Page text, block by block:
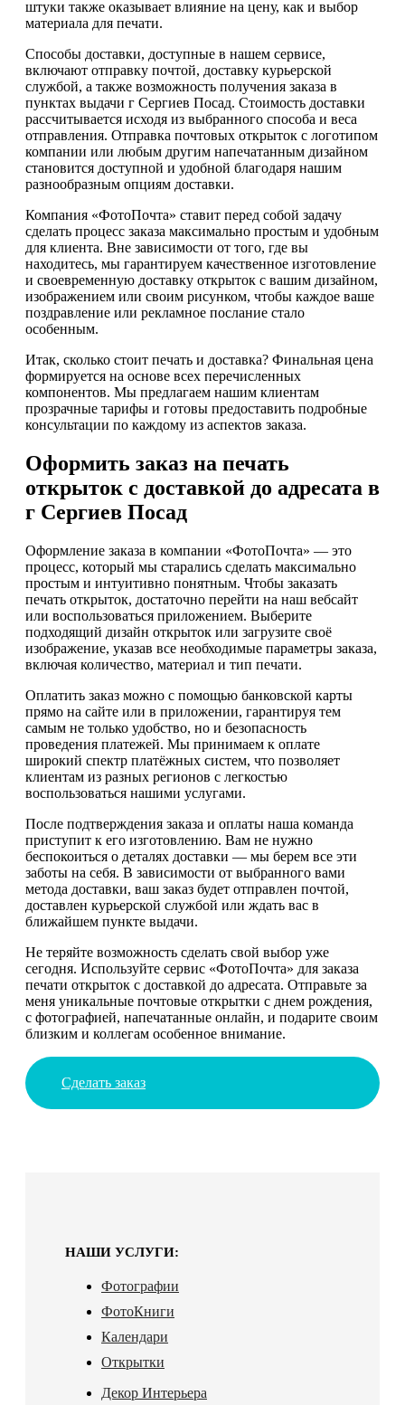
штуки также оказывает влияние на цену, как и выбор
материала для печати.
Способы доставки, доступные в нашем сервисе,
включают отправку почтой, доставку курьерской
службой, а также возможность получения заказа в
пунктах выдачи г Сергиев Посад. Стоимость доставки
рассчитывается исходя из выбранного способа и веса
отправления. Отправка почтовых открыток с логотипом
компании или любым другим напечатанным дизайном
становится доступной и удобной благодаря нашим
разнообразным опциям доставки.
Компания «ФотоПочта» ставит перед собой задачу
сделать процесс заказа максимально простым и удобным
для клиента. Вне зависимости от того, где вы
находитесь, мы гарантируем качественное изготовление
и своевременную доставку открыток с вашим дизайном,
изображением или своим рисунком, чтобы каждое ваше
поздравление или рекламное послание стало
особенным.
Итак, сколько стоит печать и доставка? Финальная цена
формируется на основе всех перечисленных
компонентов. Мы предлагаем нашим клиентам
прозрачные тарифы и готовы предоставить подробные
консультации по каждому из аспектов заказа.
Оформить заказ на печать
открыток с доставкой до адресата в
г Сергиев Посад
Оформление заказа в компании «ФотоПочта» — это
процесс, который мы старались сделать максимально
простым и интуитивно понятным. Чтобы заказать
печать открыток, достаточно перейти на наш вебсайт
или воспользоваться приложением. Выберите
подходящий дизайн открыток или загрузите своё
изображение, указав все необходимые параметры заказа,
включая количество, материал и тип печати.
Оплатить заказ можно с помощью банковской карты
прямо на сайте или в приложении, гарантируя тем
самым не только удобство, но и безопасность
проведения платежей. Мы принимаем к оплате
широкий спектр платёжных систем, что позволяет
клиентам из разных регионов с легкостью
воспользоваться нашими услугами.
После подтверждения заказа и оплаты наша команда
приступит к его изготовлению. Вам не нужно
беспокоиться о деталях доставки — мы берем все эти
заботы на себя. В зависимости от выбранного вами
метода доставки, ваш заказ будет отправлен почтой,
доставлен курьерской службой или ждать вас в
ближайшем пункте выдачи.
Не теряйте возможность сделать свой выбор уже
сегодня. Используйте сервис «ФотоПочта» для заказа
печати открыток с доставкой до адресата. Отправьте за
меня уникальные почтовые открытки с днем рождения,
с фотографией, напечатанные онлайн, и подарите своим
близким и коллегам особенное внимание.
Сделать заказ
НАШИ УСЛУГИ:
Фотографии
ФотоКниги
Календари
Открытки
Декор Интерьера